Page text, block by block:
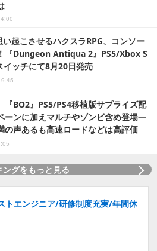
い起こさせるハクスラRPG、コンソー
『Dungeon Antiqua 2』PS5/Xbox S
ッチにて8月20日発売
『BO2』PS5/PS4移植版サプライズ配
ーンに加えマルチやゾンビ含め登場―
の声あるも高速ロードなどは高評価
ングをもっと見る
トエンジニア/研修制度充実/年間休